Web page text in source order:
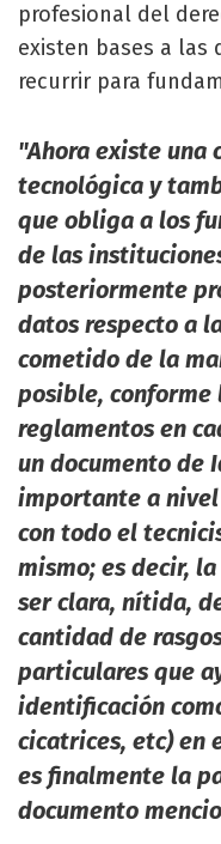
profesional del
existen bases a
recurrir para
"Ahora existe una
tecnológica y
que obliga a los
de las
posteriormente
datos respecto a
cometido de la
posible, conforme
reglamentos en
un documento de
importante a nivel
con todo el
mismo; es decir,
ser clara, nítida,
cantidad de
particulares que
identificación
cicatrices, etc) en
es finalmente la
documento